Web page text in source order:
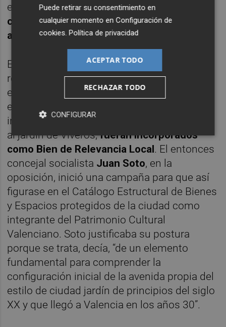
ello
permitía que se derruyera para
construir en su lugar el edificio de ocho
alturas.
El Grupo Municipal Socialista denunció esta
recalificación por el alto componente
especulativo que tenía y propuso que tanto
este chalet como el resto de los ubicados al
inicio de la Avenida de Blasco Ibáñez, frente
al jardín de Viveros,fueran incorporados
como Bien de Relevancia Local . El entonces
concejal socialista Juan Soto, en la
oposición, inició una campaña para que así
figurase en el Catálogo Estructural de Bienes
y Espacios protegidos de la ciudad como
integrante del Patrimonio Cultural
Valenciano. Soto justificaba su postura
porque se trata, decía, “de un elemento
fundamental para comprender la
configuración inicial de la avenida propia del
estilo de ciudad jardín de principios del siglo
XX y que llegó a Valencia en los años 30”.
Puede retirar su consentimiento en
cualquier momento enConfiguración de
cookies .Política de privacidad
ACEPTAR TODO
RECHAZAR TODO
CONFIGURAR